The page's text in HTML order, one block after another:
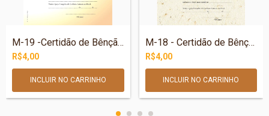
M-19 -Certidão de Bênção Matrimonial - A...
R$4,00
M-18 - Certidão de Bênção Matrimonial -...
R$4,00